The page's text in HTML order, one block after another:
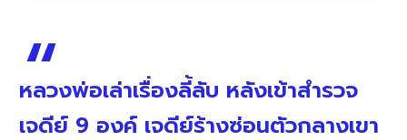
หลวงพ่อเล่าเรื่องลี้ลับ หลังเข้าสำรวจ
เจดีย์ 9 องค์ เจดีย์ร้างซ่อนตัวกลางเขา